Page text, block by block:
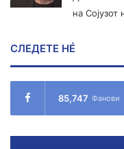
на Сојузот
СЛЕДЕТЕ НÉ
85,747 Фанови